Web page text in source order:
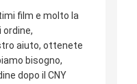
film e molto la
ordine,
aiuto, ottenete
bisogno,
dopo il CNY